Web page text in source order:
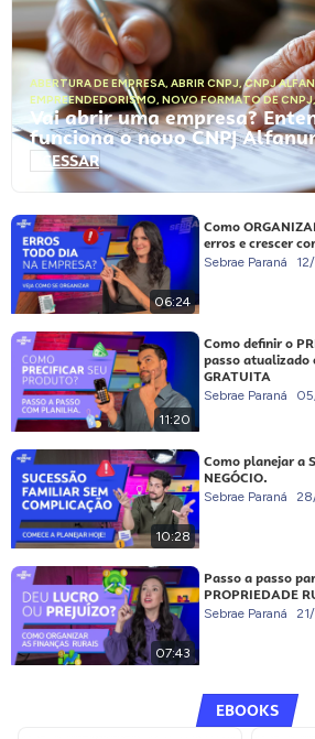
ABERTURA DE EMPRESA, ABRIR CNPJ,CNPJ
EMPREENDEDORISMO, NOVO FORMATO DE CNPJ
Vai abrir uma empresa?
funciona o novo CNPJ
ACESSAR
06:24
Como
erros e crescer
Sebrae Paraná
11:20
Como definir o
passo atualizado
GRATUITA
Sebrae Paraná
10:28
Como planejar a
NEGÓCIO.
Sebrae Paraná
07:43
Passo a passo
PROPRIEDADE
Sebrae Paraná
EBOOKS